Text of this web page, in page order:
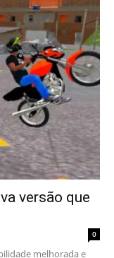
versão que
0
melhorada e